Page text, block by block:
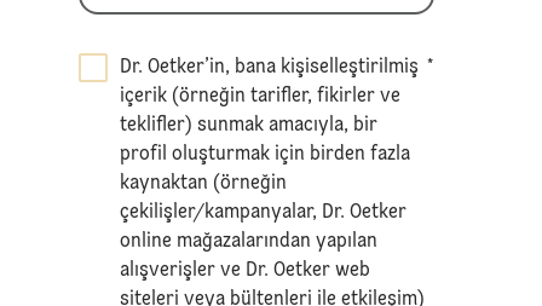
Dr. Oetker’in, bana kişiselleştirilmiş
içerik (örneğin tarifler, fikirler ve
teklifler) sunmak amacıyla, bir
profil oluşturmak için birden fazla
kaynaktan (örneğin
çekilişler/kampanyalar, Dr. Oetker
online mağazalarından yapılan
alışverişler ve Dr. Oetker web
siteleri veya bültenleri ile etkileşim)
*